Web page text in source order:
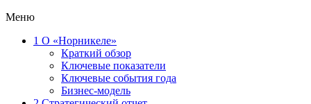
Меню
1 О «Норникеле»
Краткий обзор
Ключевые показатели
Ключевые события года
Бизнес-модель